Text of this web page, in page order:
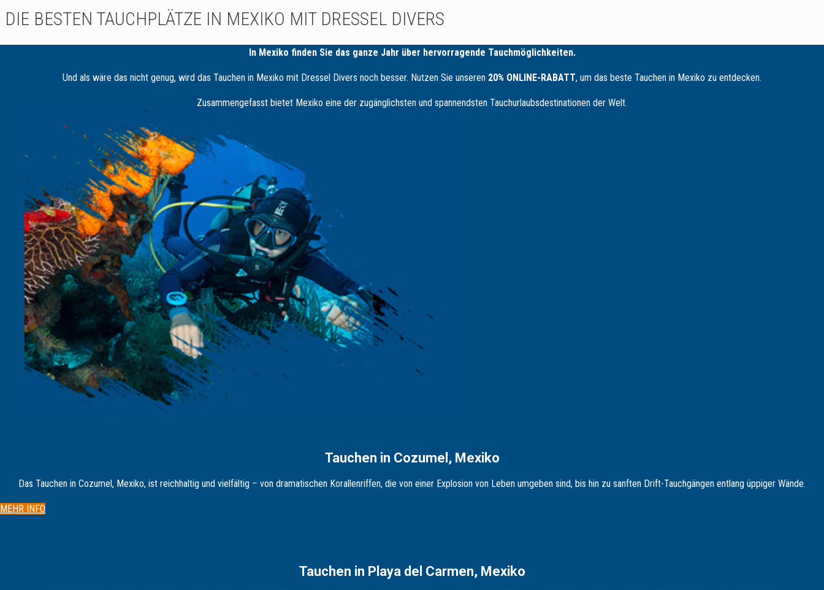
DIE BESTEN TAUCHPLÄTZE IN MEXIKO MIT DRESSEL DIVERS
In Mexiko finden Sie das ganze Jahr über hervorragende Tauchmöglichkeiten.
Und als wäre das nicht genug, wird das Tauchen in Mexiko mit Dressel Divers noch besser. Nutzen Sie unseren 20% ONLINE-RABATT, um das beste Tauchen in Mexiko zu entdecken.
Zusammengefasst bietet Mexiko eine der zugänglichsten und spannendsten Tauchurlaubsdestinationen der Welt.
Tauchen in Cozumel, Mexiko
Das Tauchen in Cozumel, Mexiko, ist reichhaltig und vielfältig – von dramatischen Korallenriffen, die von einer Explosion von Leben umgeben sind, bis hin zu sanften Drift-Tauchgängen entlang üppiger Wände.
MEHR INFO
Tauchen in Playa del Carmen, Mexiko